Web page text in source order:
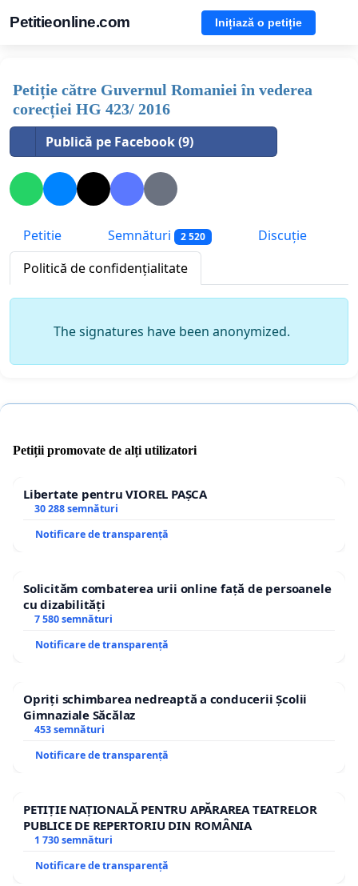
Petitieonline.com Inițiază o petiție
Petiție către Guvernul Romaniei în vederea
corecției HG 423/ 2016
Publică pe Facebook (9)
Petitie Semnături 2 520
Discuție
Politică de confidențialitate
The signatures have been anonymized.
Petiții promovate de alți utilizatori
Libertate pentru VIOREL PAȘCA
30 288 semnături
Notificare de transparență
Solicităm combaterea urii online față de persoanele
cu dizabilități
7 580 semnături
Notificare de transparență
Opriți schimbarea nedreaptă a conducerii Școlii
Gimnaziale Săcălaz
453 semnături
Notificare de transparență
PETIȚIE NAȚIONALĂ PENTRU APĂRAREA TEATRELOR
PUBLICE DE REPERTORIU DIN ROMÂNIA
1 730 semnături
Notificare de transparență